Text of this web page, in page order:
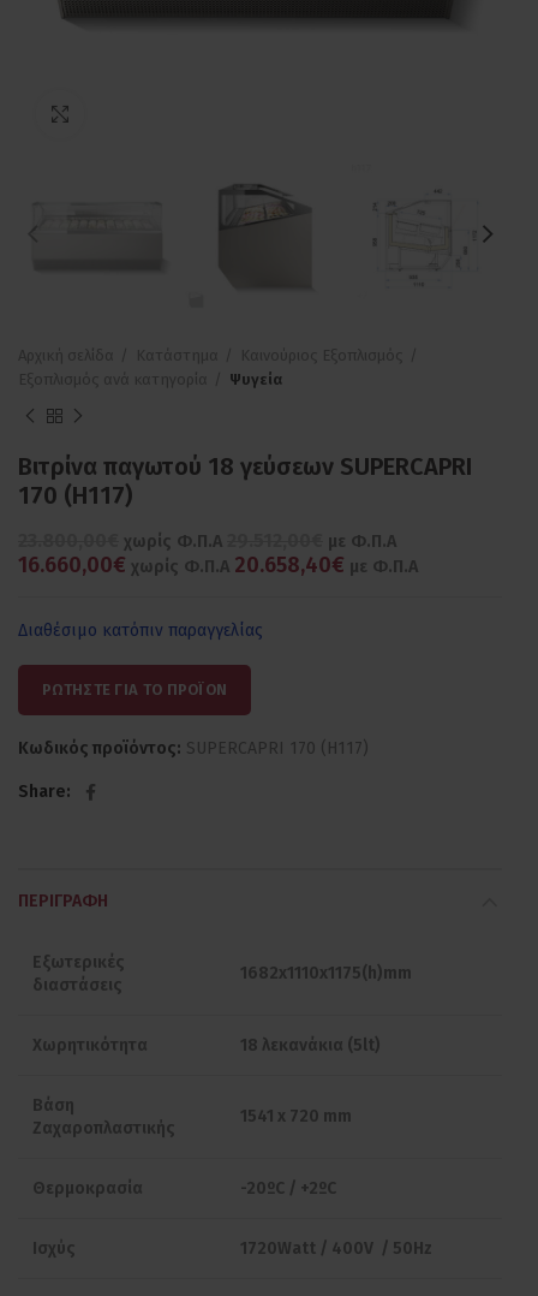
Ψυγεία
Βιτρίνα παγωτού 18 γεύσεων SUPERCAPRI
170 (H117)
χωρίς Φ.Π.Α με Φ.Π.Α
16.660,00€ χωρίς Φ.Π.Α 20.658,40€ με Φ.Π.Α
Διαθέσιμο κατόπιν παραγγελίας
ΡΩΤΗΣΤΕ ΓΙΑ ΤΟ ΠΡΟΪΟΝ
Κωδικός προϊόντος: SUPERCAPRI 170 (H117)
Share
ΠΕΡΙΓΡΑΦΉ
Εξωτερικές
διαστάσεις
1682x1110x1175(h)mm
Χωρητικότητα 18 λεκανάκια (5lt)
Βάση
Ζαχαροπλαστικής
1541 x 720 mm
Θερμοκρασία -20ºC / +2ºC
Ισχύς 1720Watt / 400V / 50Hz